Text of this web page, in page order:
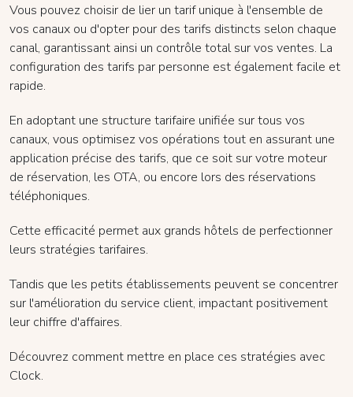
Vous pouvez choisir de lier un tarif unique à l'ensemble de
vos canaux ou d'opter pour des tarifs distincts selon chaque
canal, garantissant ainsi un contrôle total sur vos ventes. La
configuration des tarifs par personne est également facile et
rapide.
En adoptant une structure tarifaire unifiée sur tous vos
canaux, vous optimisez vos opérations tout en assurant une
application précise des tarifs, que ce soit sur votre moteur
de réservation, les OTA, ou encore lors des réservations
téléphoniques.
Cette efficacité permet aux grands hôtels de perfectionner
leurs stratégies tarifaires.
Tandis que les petits établissements peuvent se concentrer
sur l'amélioration du service client, impactant positivement
leur chiffre d'affaires.
Découvrez comment mettre en place ces stratégies avec
Clock.